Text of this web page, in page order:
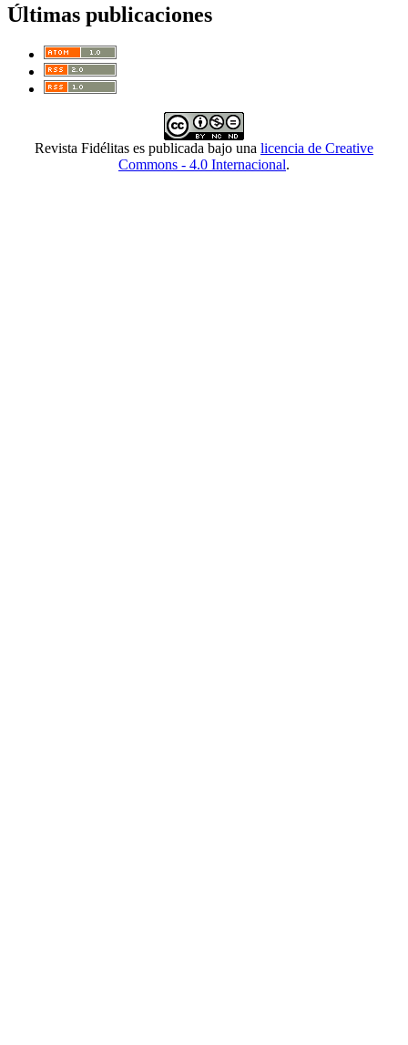
Últimas publicaciones
Revista Fidélitas es publicada bajo una licencia de Creative
Commons - 4.0 Internacional.